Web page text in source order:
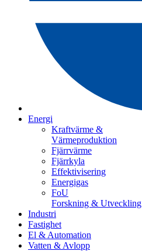
Energi
Kraftvärme &
Värmeproduktion
Fjärrvärme
Fjärrkyla
Effektivisering
Energigas
FoU
Forskning & Utveckling
Industri
Fastighet
El & Automation
Vatten & Avlopp